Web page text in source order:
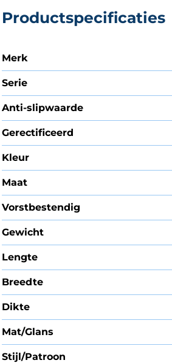
Productspecificaties
Merk
Serie
Anti-slipwaarde
Gerectificeerd
Kleur
Maat
Vorstbestendig
Gewicht
Lengte
Breedte
Dikte
Mat/Glans
Stijl/Patroon